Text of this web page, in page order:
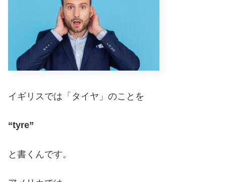
イギリスでは「タイヤ」のことを
“tyre”
と書くんです。